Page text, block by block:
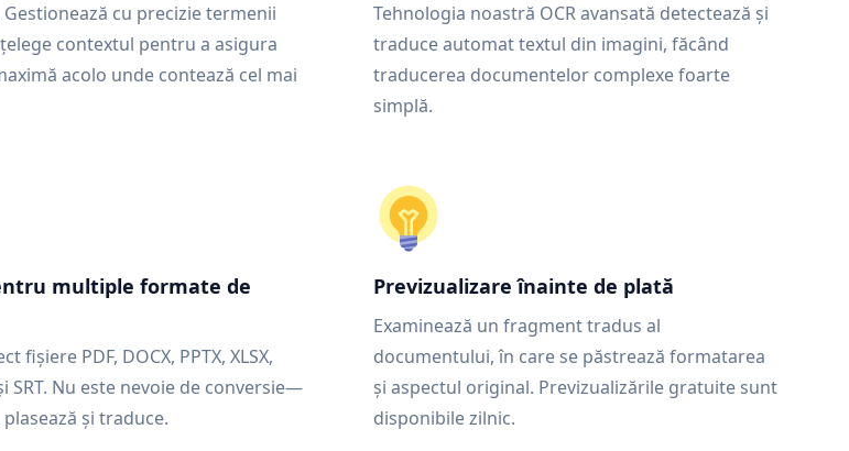
Gestionează cu precizie termenii
contextul pentru a asigura
acolo unde contează cel mai
Tehnologia noastră OCR avansată detectează și
traduce automat textul din imagini, făcând
traducerea documentelor complexe foarte
simplă.
multiple formate de
fișiere PDF, DOCX, PPTX, XLSX,
și SRT. Nu este nevoie de conversie—
și traduce.
Previzualizare înainte de plată
Examinează un fragment tradus al
documentului, în care se păstrează formatarea
și aspectul original. Previzualizările gratuite sunt
disponibile zilnic.